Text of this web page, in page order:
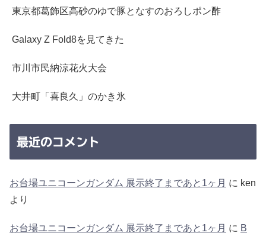
東京都葛飾区高砂のゆで豚となすのおろしポン酢
Galaxy Z Fold8を見てきた
市川市民納涼花火大会
大井町「喜良久」のかき氷
最近のコメント
お台場ユニコーンガンダム 展示終了まであと1ヶ月 に ken
より
お台場ユニコーンガンダム 展示終了まであと1ヶ月 に B